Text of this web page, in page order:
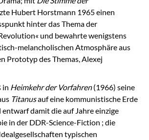
Hubert Horstmann 1965 einen
hinter das Thema der
und bewahrte wenigstens
melancholischen Atmosphäre aus
Prototyp des Themas, Alexej
in Heimkehr der Vorfahren(1966) seine
Titanusauf eine kommunistische Erde
damit die auf Jahre einzige
in der DDR-Science-Fiction ; die
typischen